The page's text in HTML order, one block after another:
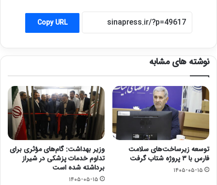
Copy URL
نوشته های مشابه
توسعه زیرساخت‌های سلامت
فارس با ۳ پروژه شتاب گرفت
۱۴۰۵-۰۵-۱۵
وزیر بهداشت: گام‌های مؤثری برای
تداوم خدمات پزشکی در شیراز
برداشته شده است
۱۴۰۵-۰۵-۱۵